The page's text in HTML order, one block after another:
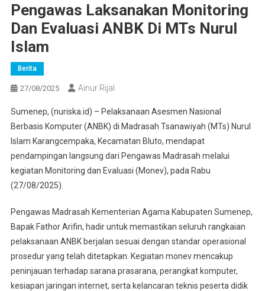
Pengawas Laksanakan Monitoring
Dan Evaluasi ANBK Di MTs Nurul
Islam
Berita
27/08/2025 Ainur Rijal
Sumenep, (nuriska.id) – Pelaksanaan Asesmen Nasional
Berbasis Komputer (ANBK) di Madrasah Tsanawiyah (MTs) Nurul
Islam Karangcempaka, Kecamatan Bluto, mendapat
pendampingan langsung dari Pengawas Madrasah melalui
kegiatan Monitoring dan Evaluasi (Monev), pada Rabu
(27/08/2025).
Pengawas Madrasah Kementerian Agama Kabupaten Sumenep,
Bapak Fathor Arifin, hadir untuk memastikan seluruh rangkaian
pelaksanaan ANBK berjalan sesuai dengan standar operasional
prosedur yang telah ditetapkan. Kegiatan monev mencakup
peninjauan terhadap sarana prasarana, perangkat komputer,
kesiapan jaringan internet, serta kelancaran teknis peserta didik